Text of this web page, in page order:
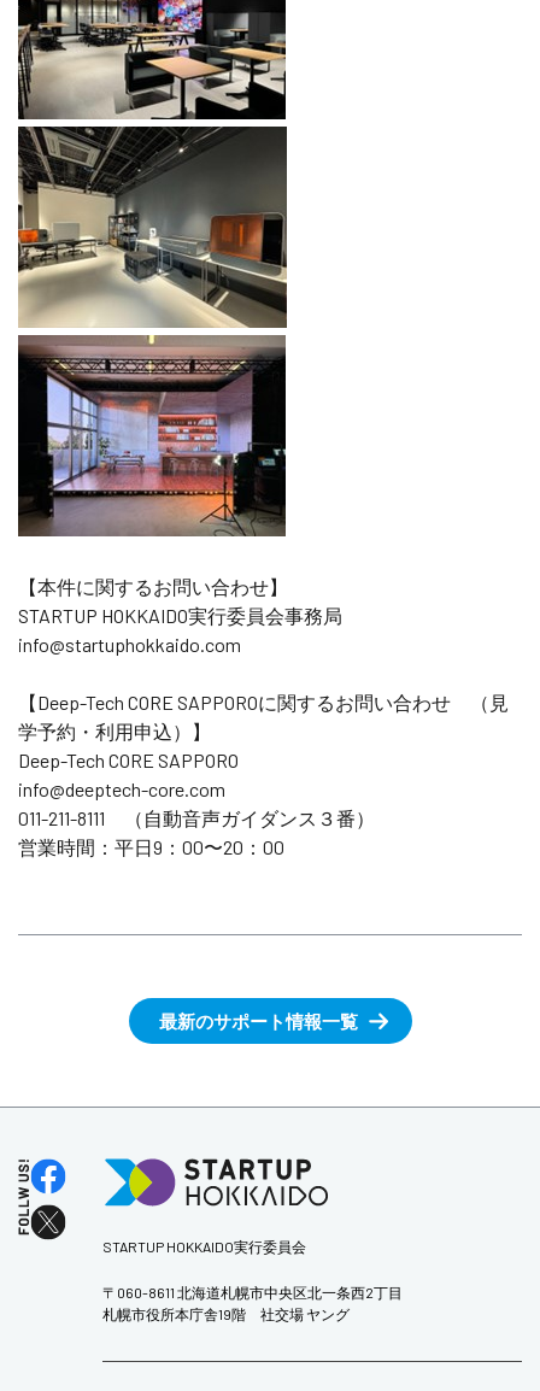
【本件に関するお問い合わせ】
STARTUP HOKKAIDO実行委員会事務局
info@startuphokkaido.com
【Deep-Tech CORE SAPPOROに関するお問い合わせ （見
学予約・利用申込）】
Deep-Tech CORE SAPPORO
info@deeptech-core.com
011-211-8111 （自動音声ガイダンス３番）
営業時間：平日9：00〜20：00
最新のサポート情報一覧
STARTUP HOKKAIDO実行委員会
〒060-8611 北海道札幌市中央区北一条西2丁目
札幌市役所本庁舎19階 社交場 ヤング